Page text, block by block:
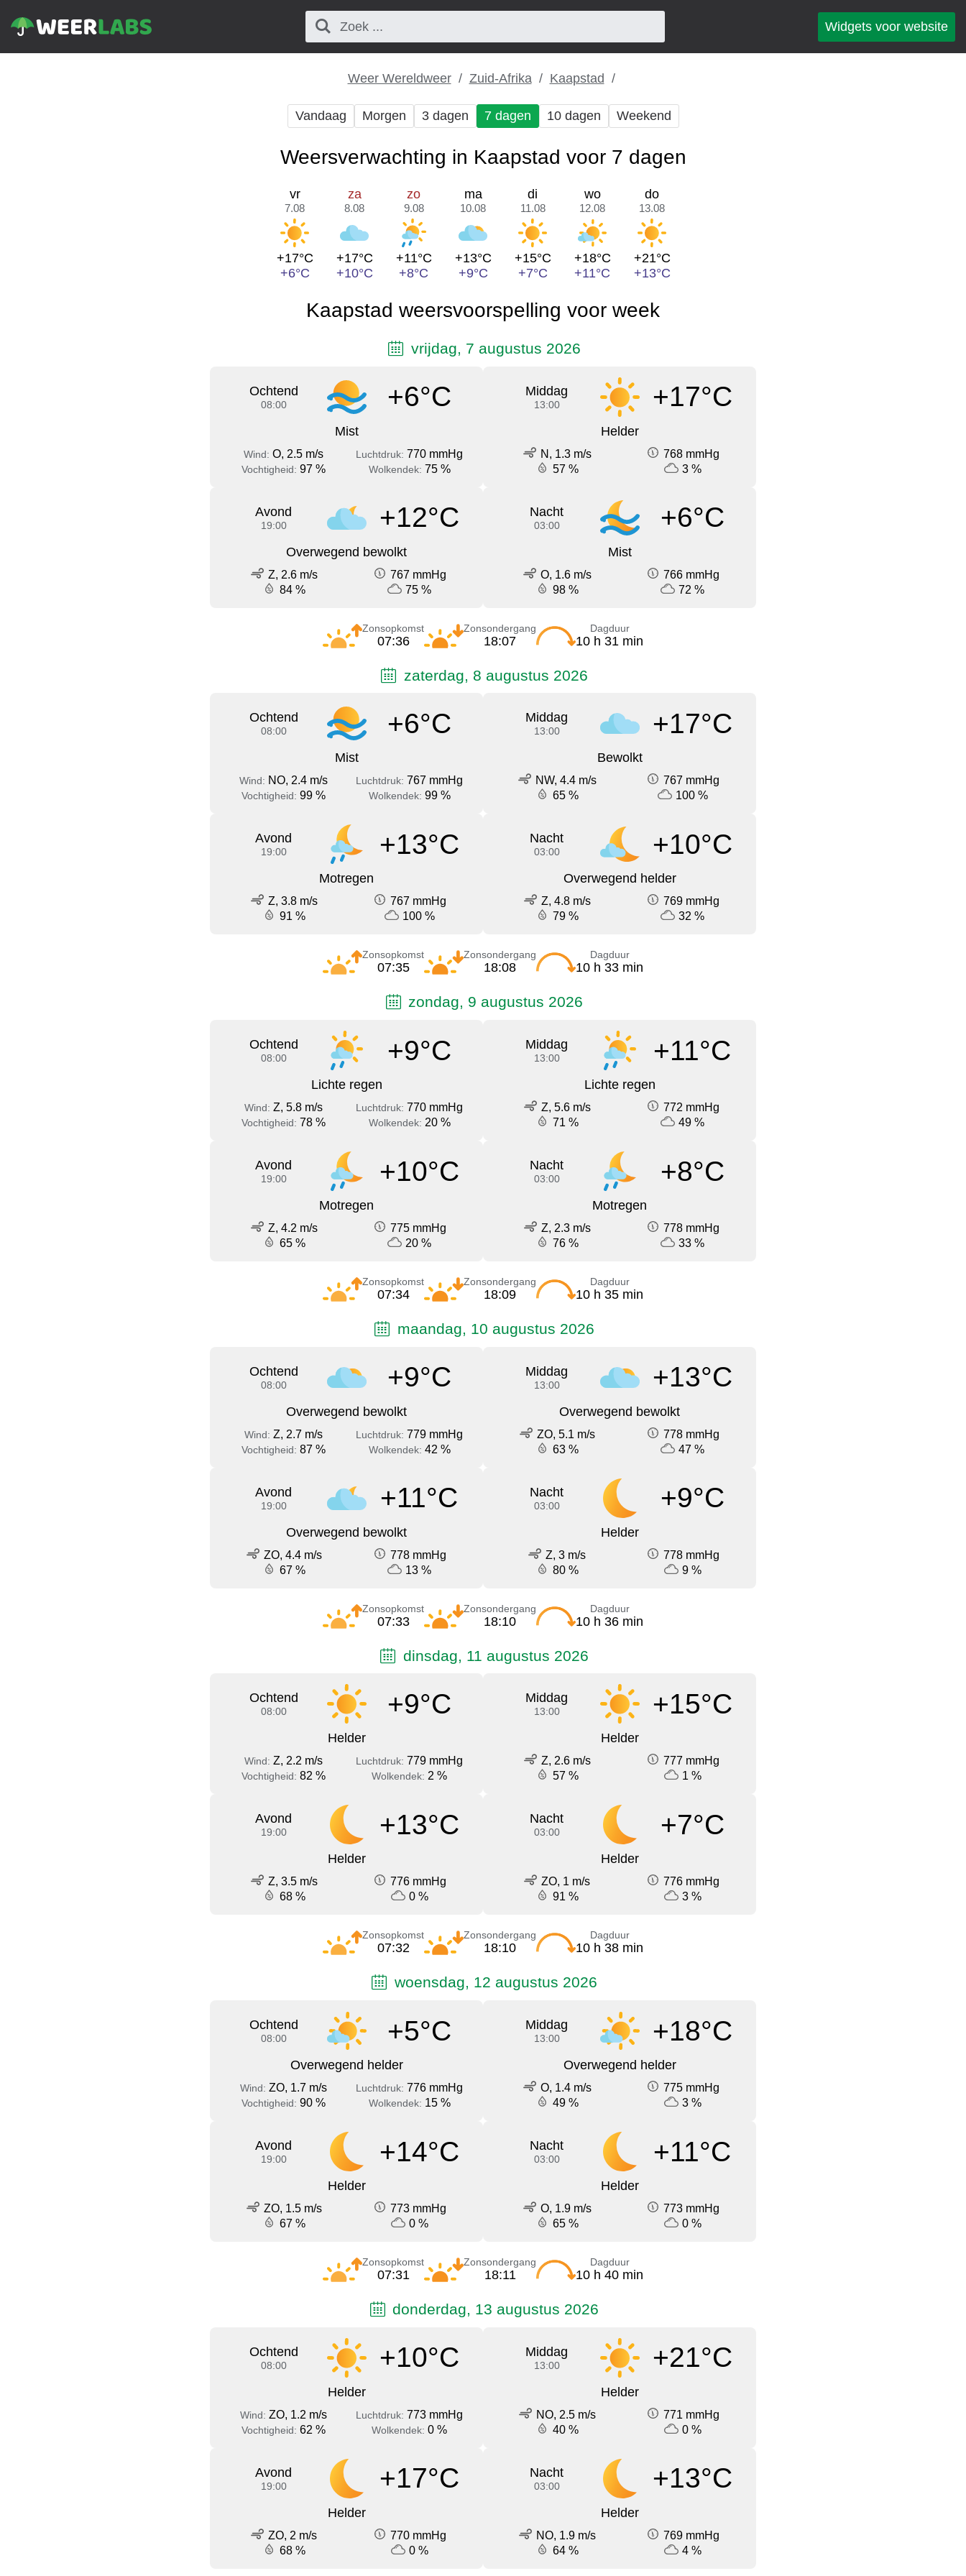
Widgets voor website
Weer Wereldweer Zuid-Afrika Kaapstad
Vandaag Morgen 3 dagen 7 dagen 10 dagen Weekend
Weersverwachting in Kaapstad voor 7 dagen
vr
7.08
+17°C
+6°C
za
8.08
+17°C
+10°C
zo
9.08
+11°C
+8°C
ma
10.08
+13°C
+9°C
di
11.08
+15°C
+7°C
wo
12.08
+18°C
+11°C
do
13.08
+21°C
+13°C
Kaapstad weersvoorspelling voor week
vrijdag, 7 augustus 2026
Ochtend
08:00 +6°C
Mist
Wind: O, 2.5 m/s Luchtdruk: 770 mmHg
Vochtigheid: 97 % Wolkendek: 75 %
Middag
13:00 +17°C
Helder
N, 1.3 m/s
768 mmHg
57 %
3 %
Avond
19:00 +12°C
Overwegend bewolkt
Z, 2.6 m/s
767 mmHg
84 %
75 %
Nacht
03:00 +6°C
Mist
O, 1.6 m/s
766 mmHg
98 %
72 %
Zonsopkomst
07:36
Zonsondergang
18:07
Dagduur
10 h 31 min
zaterdag, 8 augustus 2026
Ochtend
08:00 +6°C
Mist
Wind: NO, 2.4 m/s Luchtdruk: 767 mmHg
Vochtigheid: 99 % Wolkendek: 99 %
Middag
13:00 +17°C
Bewolkt
NW, 4.4 m/s
767 mmHg
65 %
100 %
Avond
19:00 +13°C
Motregen
Z, 3.8 m/s
767 mmHg
91 %
100 %
Nacht
03:00 +10°C
Overwegend helder
Z, 4.8 m/s
769 mmHg
79 %
32 %
Zonsopkomst
07:35
Zonsondergang
18:08
Dagduur
10 h 33 min
zondag, 9 augustus 2026
Ochtend
08:00 +9°C
Lichte regen
Wind: Z, 5.8 m/s Luchtdruk: 770 mmHg
Vochtigheid: 78 % Wolkendek: 20 %
Middag
13:00 +11°C
Lichte regen
Z, 5.6 m/s
772 mmHg
71 %
49 %
Avond
19:00 +10°C
Motregen
Z, 4.2 m/s
775 mmHg
65 %
20 %
Nacht
03:00 +8°C
Motregen
Z, 2.3 m/s
778 mmHg
76 %
33 %
Zonsopkomst
07:34
Zonsondergang
18:09
Dagduur
10 h 35 min
maandag, 10 augustus 2026
Ochtend
08:00 +9°C
Overwegend bewolkt
Wind: Z, 2.7 m/s Luchtdruk: 779 mmHg
Vochtigheid: 87 % Wolkendek: 42 %
Middag
13:00 +13°C
Overwegend bewolkt
ZO, 5.1 m/s
778 mmHg
63 %
47 %
Avond
19:00 +11°C
Overwegend bewolkt
ZO, 4.4 m/s
778 mmHg
67 %
13 %
Nacht
03:00 +9°C
Helder
Z, 3 m/s
778 mmHg
80 %
9 %
Zonsopkomst
07:33
Zonsondergang
18:10
Dagduur
10 h 36 min
dinsdag, 11 augustus 2026
Ochtend
08:00 +9°C
Helder
Wind: Z, 2.2 m/s Luchtdruk: 779 mmHg
Vochtigheid: 82 % Wolkendek: 2 %
Middag
13:00 +15°C
Helder
Z, 2.6 m/s
777 mmHg
57 %
1 %
Avond
19:00 +13°C
Helder
Z, 3.5 m/s
776 mmHg
68 %
0 %
Nacht
03:00 +7°C
Helder
ZO, 1 m/s
776 mmHg
91 %
3 %
Zonsopkomst
07:32
Zonsondergang
18:10
Dagduur
10 h 38 min
woensdag, 12 augustus 2026
Ochtend
08:00 +5°C
Overwegend helder
Wind: ZO, 1.7 m/s Luchtdruk: 776 mmHg
Vochtigheid: 90 % Wolkendek: 15 %
Middag
13:00 +18°C
Overwegend helder
O, 1.4 m/s
775 mmHg
49 %
3 %
Avond
19:00 +14°C
Helder
ZO, 1.5 m/s
773 mmHg
67 %
0 %
Nacht
03:00 +11°C
Helder
O, 1.9 m/s
773 mmHg
65 %
0 %
Zonsopkomst
07:31
Zonsondergang
18:11
Dagduur
10 h 40 min
donderdag, 13 augustus 2026
Ochtend
08:00 +10°C
Helder
Wind: ZO, 1.2 m/s Luchtdruk: 773 mmHg
Vochtigheid: 62 % Wolkendek: 0 %
Middag
13:00 +21°C
Helder
NO, 2.5 m/s
771 mmHg
40 %
0 %
Avond
19:00 +17°C
Helder
ZO, 2 m/s
770 mmHg
68 %
0 %
Nacht
03:00 +13°C
Helder
NO, 1.9 m/s
769 mmHg
64 %
4 %